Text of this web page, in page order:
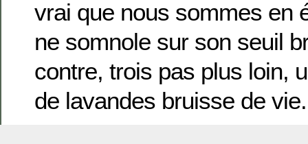
vrai que nous sommes en
ne somnole sur son seuil
contre, trois pas plus loin,
de lavandes bruisse de vie.